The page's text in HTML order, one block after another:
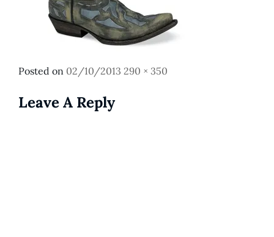
Posted on Posted
02/10/2013 Full
290 × 350
Leave A Reply